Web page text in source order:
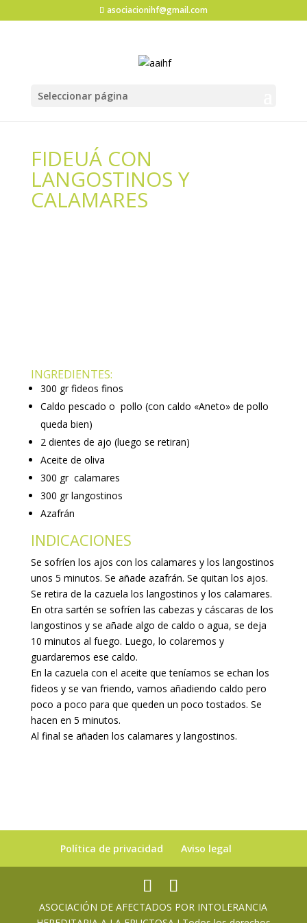
asociacionihf@gmail.com
Seleccionar página
FIDEUÁ CON
LANGOSTINOS Y
CALAMARES
INGREDIENTES:
300 gr fideos finos
Caldo pescado o pollo (con caldo «Aneto» de pollo
queda bien)
2 dientes de ajo (luego se retiran)
Aceite de oliva
300 gr calamares
300 gr langostinos
Azafrán
INDICACIONES
Se sofríen los ajos con los calamares y los langostinos
unos 5 minutos. Se añade azafrán. Se quitan los ajos.
Se retira de la cazuela los langostinos y los calamares.
En otra sartén se sofríen las cabezas y cáscaras de los
langostinos y se añade algo de caldo o agua, se deja
10 minutos al fuego. Luego, lo colaremos y
guardaremos ese caldo.
En la cazuela con el aceite que teníamos se echan los
fideos y se van friendo, vamos añadiendo caldo pero
poco a poco para que queden un poco tostados. Se
hacen en 5 minutos.
Al final se añaden los calamares y langostinos.
Política de privacidad Aviso legal
ASOCIACIÓN DE AFECTADOS POR INTOLERANCIA